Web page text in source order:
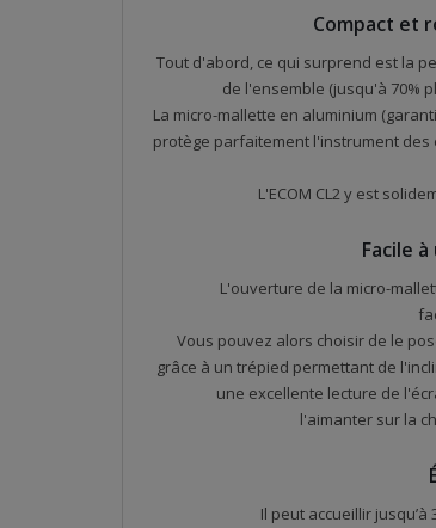
Compact et
Tout d'abord, ce qui surprend est la
de l'ensemble (jusqu'à 70%
La micro-mallette en aluminium
protège parfaitement l'instrument des
L'ECOM CL2 y est
Facile
L'ouverture de la micro-
Vous pouvez alors choisir de le
grâce à un trépied permettant de
une excellente lecture de
l'aimanter sur la
Il peut accueillir jusqu’à